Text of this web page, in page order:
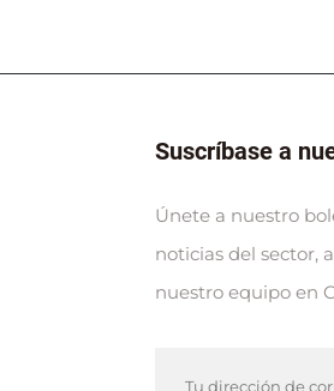
Suscríbase a
Únete a nuestro
noticias del sector,
nuestro equipo en